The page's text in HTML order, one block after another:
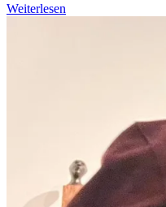
Weiterlesen